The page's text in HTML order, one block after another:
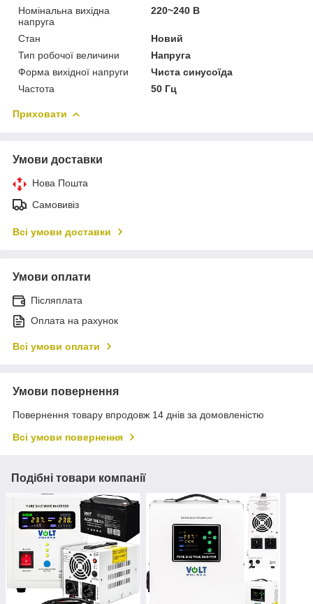
Номінальна вихідна
напруга
220~240 В
Стан
Новий
Тип робочої величини
Напруга
Форма вихідної напруги
Чиста синусоїда
Частота
50 Гц
Приховати
Умови доставки
Нова Пошта
Самовивіз
Всі умови доставки
Умови оплати
Післяплата
Оплата на рахунок
Всі умови оплати
Умови повернення
Повернення товару впродовж 14 днів за домовленістю
Всі умови повернення
Подібні товари компанії